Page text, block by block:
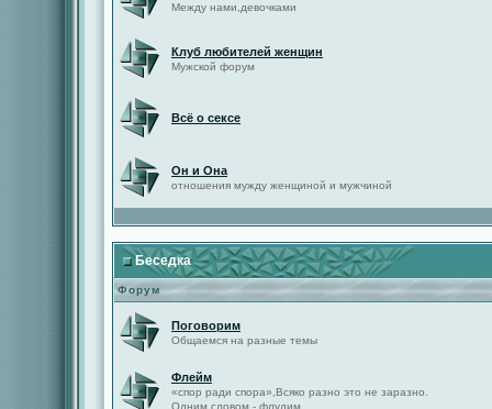
Между нами,девочками
Клуб любителей женщин
Мужской форум
Всё о сексе
Он и Она
отношения мужду женщиной и мужчиной
Беседка
Форум
Поговорим
Общаемся на разные темы
Флейм
«спор ради спора»,Всяко разно это не заразно.
Одним словом - флудим.